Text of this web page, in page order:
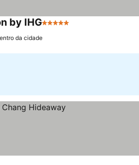
by IHG5 Estrelas
da cidade